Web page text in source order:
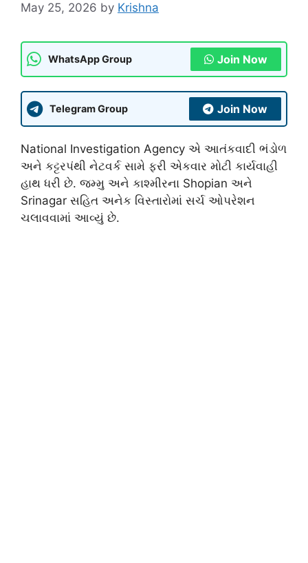
May 25, 2026 by Krishna
WhatsApp Group Join Now
Telegram Group Join Now
National Investigation Agency એ આતંકવાદી ભંડોળ
અને કટ્ટરપંથી નેટવર્ક સામે ફરી એકવાર મોટી કાર્યવાહી
હાથ ધરી છે. જમ્મુ અને કાશ્મીરના Shopian અને
Srinagar સહિત અનેક વિસ્તારોમાં સર્ચ ઓપરેશન
ચલાવવામાં આવ્યું છે.